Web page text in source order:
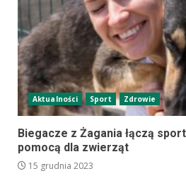
Aktualności Sport Zdrowie
Biegacze z Żagania łączą
pomocą dla zwierząt
15 grudnia 2023